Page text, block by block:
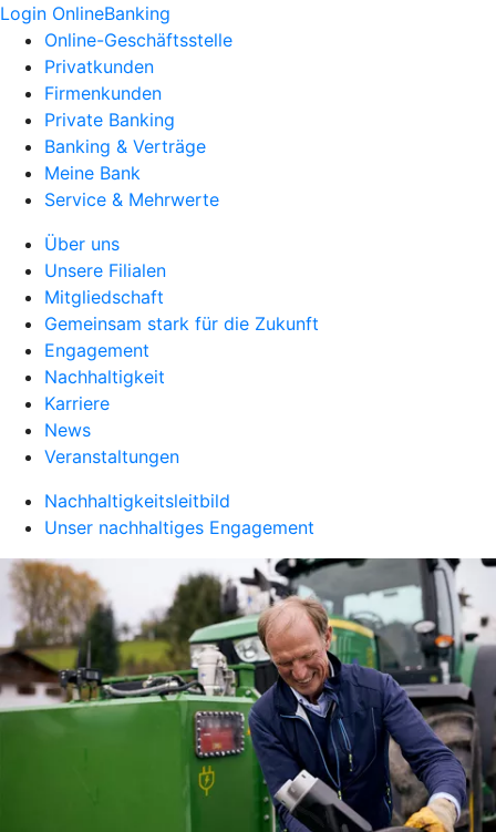
Login OnlineBanking
Online-Geschäftsstelle
Privatkunden
Firmenkunden
Private Banking
Banking & Verträge
Meine Bank
Service & Mehrwerte
Über uns
Unsere Filialen
Mitgliedschaft
Gemeinsam stark für die Zukunft
Engagement
Nachhaltigkeit
Karriere
News
Veranstaltungen
Nachhaltigkeitsleitbild
Unser nachhaltiges Engagement